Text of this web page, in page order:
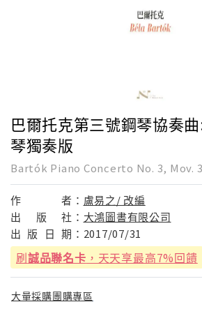
巴爾托克第三號鋼琴協奏
琴獨奏版
Bartók Piano Concerto No. 3, Mov.
作 者： 盧易之/ 改編
出
版 社： 大鴻圖書有限公司
出 版 日 期： 2017/07/31
刷誠品聯名卡 ，天天享最高7%回饋
大量採購團購專區